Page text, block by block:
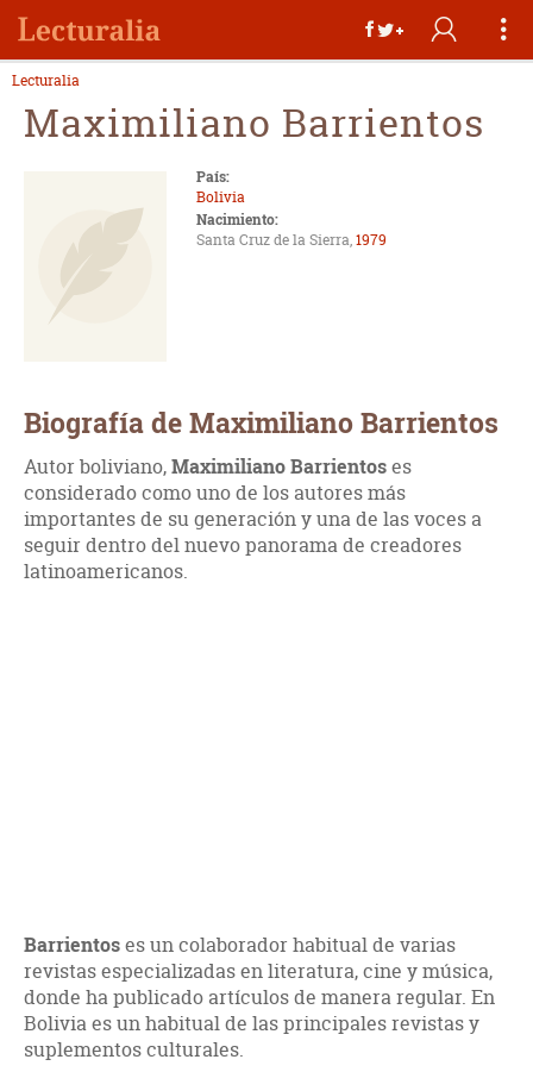
Lecturalia
Maximiliano Barrientos
País:
Bolivia
Nacimiento:
Santa Cruz de la Sierra,1979
Biografía de Maximiliano Barrientos
Autor boliviano,Maximiliano Barrientoses
considerado como uno de los autores más
importantes de su generación y una de las voces a
seguir dentro del nuevo panorama de creadores
latinoamericanos.
Barrientoses un colaborador habitual de varias
revistas especializadas en literatura, cine y música,
donde ha publicado artículos de manera regular. En
Bolivia es un habitual de las principales revistas y
suplementos culturales.